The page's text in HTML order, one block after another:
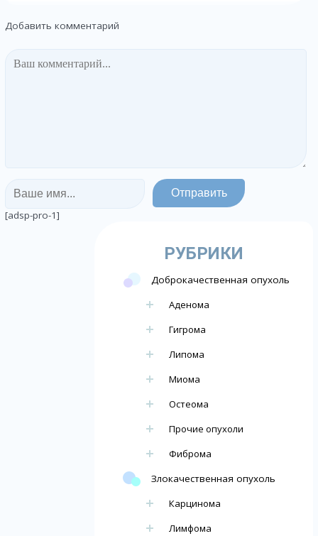
Добавить комментарий
[adsp-pro-1]
РУБРИКИ
Доброкачественная опухоль
Аденома
Гигрома
Липома
Миома
Остеома
Прочие опухоли
Фиброма
Злокачественная опухоль
Карцинома
Лимфома